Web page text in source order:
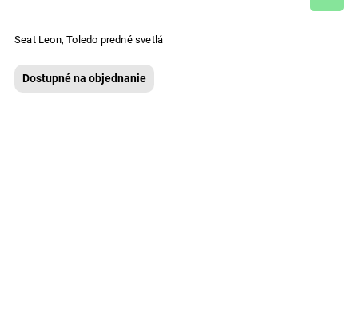
Seat Leon, Toledo predné svetlá
Dostupné na objednanie